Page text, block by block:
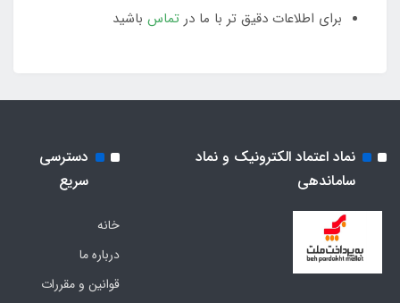
برای اطلاعات دقیق تر با ما در تماس باشید
نماد اعتماد الکترونیک و نماد
ساماندهی
دسترسی
سریع
خانه
درباره ما
قوانین و مقررات